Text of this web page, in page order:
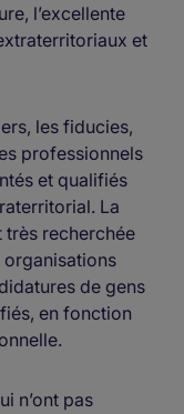
l’excellente
et
les fiducies,
professionnels
et qualifiés
La
très recherchée
organisations
de gens
en fonction
n’ont pas